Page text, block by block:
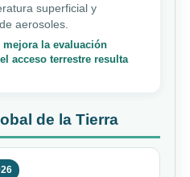
superficial y
aerosoles.
la evaluación
acceso terrestre resulta
de la Tierra